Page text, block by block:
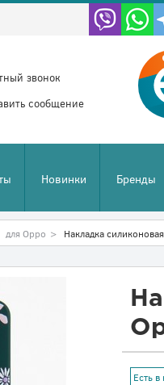
звонок
сообщение
Новинки Бренды
для Oppo > Накладка
Есть в